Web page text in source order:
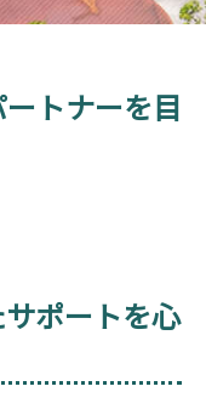
トナーを目
ポートを心